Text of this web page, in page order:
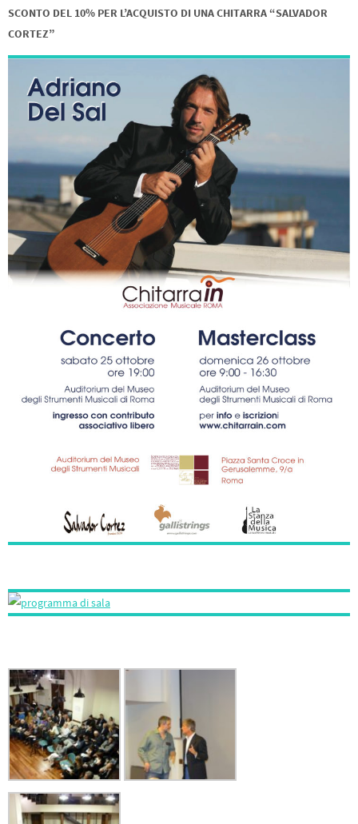
SCONTO DEL 10% PER L’ACQUISTO DI UNA CHITARRA “SALVADOR
CORTEZ”